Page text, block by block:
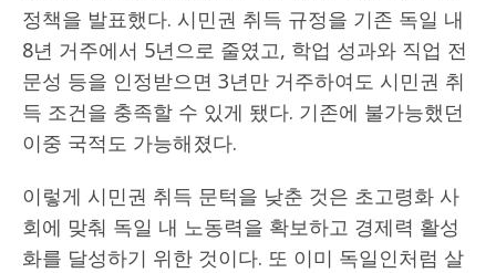
정책을 발표했다. 시민권 취득 규정을 기존 독일 내
8년 거주에서 5년으로 줄였고, 학업 성과와 직업 전
문성 등을 인정받으면 3년만 거주하여도 시민권 취
득 조건을 충족할 수 있게 됐다. 기존에 불가능했던
이중 국적도 가능해졌다.
이렇게 시민권 취득 문턱을 낮춘 것은 초고령화 사
회에 맞춰 독일 내 노동력을 확보하고 경제력 활성
화를 달성하기 위한 것이다. 또 이미 독일인처럼 살